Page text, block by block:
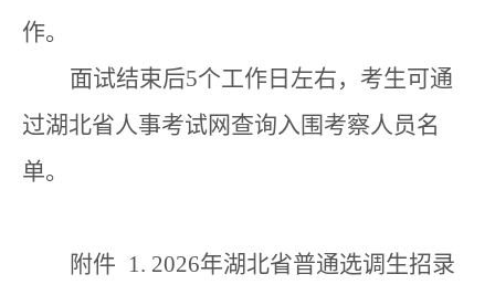
作。
面试结束后5个工作日左右， 考生可通
过湖北省 人事考试网查询 入围考察 人员名
单。
附件 1. 2026年湖北省普通选调生招录